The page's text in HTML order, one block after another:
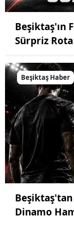
Beşiktaş'ın
Sürpriz Rota
Beşiktaş Haber
Dinamo